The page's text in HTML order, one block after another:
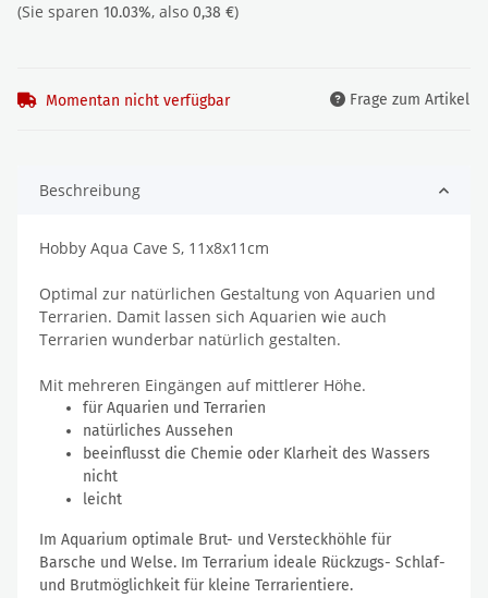
(Sie sparen 10.03%, also 0,38 €)
Momentan nicht verfügbar Frage zum Artikel
Beschreibung
Hobby Aqua Cave S, 11x8x11cm
Optimal zur natürlichen Gestaltung von Aquarien und
Terrarien. Damit lassen sich Aquarien wie auch
Terrarien wunderbar natürlich gestalten.
Mit mehreren Eingängen auf mittlerer Höhe.
für Aquarien und Terrarien
natürliches Aussehen
beeinflusst die Chemie oder Klarheit des Wassers
nicht
leicht
Im Aquarium optimale Brut- und Versteckhöhle für
Barsche und Welse. Im Terrarium ideale Rückzugs- Schlaf-
und Brutmöglichkeit für kleine Terrarientiere.